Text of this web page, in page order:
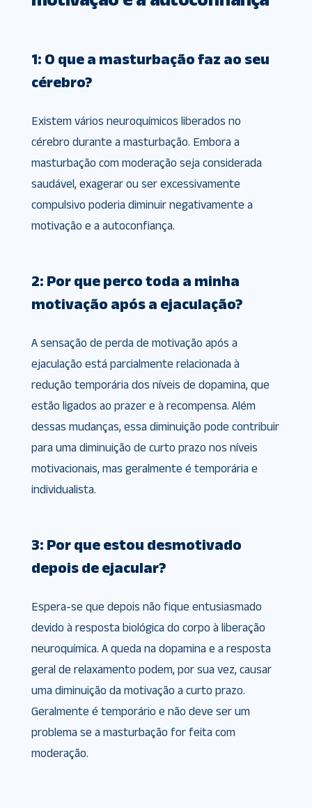
1: O que a masturbação faz ao seu
cérebro?
Existem vários neuroquímicos liberados no
cérebro durante a masturbação. Embora a
masturbação com moderação seja considerada
saudável, exagerar ou ser excessivamente
compulsivo poderia diminuir negativamente a
motivação e a autoconfiança.
2: Por que perco toda a minha
motivação após a ejaculação?
A sensação de perda de motivação após a
ejaculação está parcialmente relacionada à
redução temporária dos níveis de dopamina, que
estão ligados ao prazer e à recompensa. Além
dessas mudanças, essa diminuição pode contribuir
para uma diminuição de curto prazo nos níveis
motivacionais, mas geralmente é temporária e
individualista.
3: Por que estou desmotivado
depois de ejacular?
Espera-se que depois não fique entusiasmado
devido à resposta biológica do corpo à liberação
neuroquímica. A queda na dopamina e a resposta
geral de relaxamento podem, por sua vez, causar
uma diminuição da motivação a curto prazo.
Geralmente é temporário e não deve ser um
problema se a masturbação for feita com
moderação.